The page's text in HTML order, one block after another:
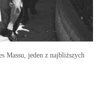
Massu, jeden z najbliższych